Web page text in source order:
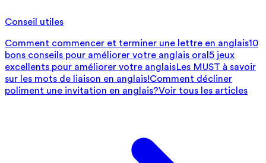
Conseil utiles
Comment commencer et terminer une lettre en anglais10
bons conseils pour améliorer votre anglais oral 5 jeux
excellents pour améliorer votre anglaisLes MUST à savoir
sur les mots de liaison en anglais!Comment décliner
poliment une invitation en anglais?Voir tous les articles